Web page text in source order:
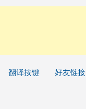
翻译按键 好友链接